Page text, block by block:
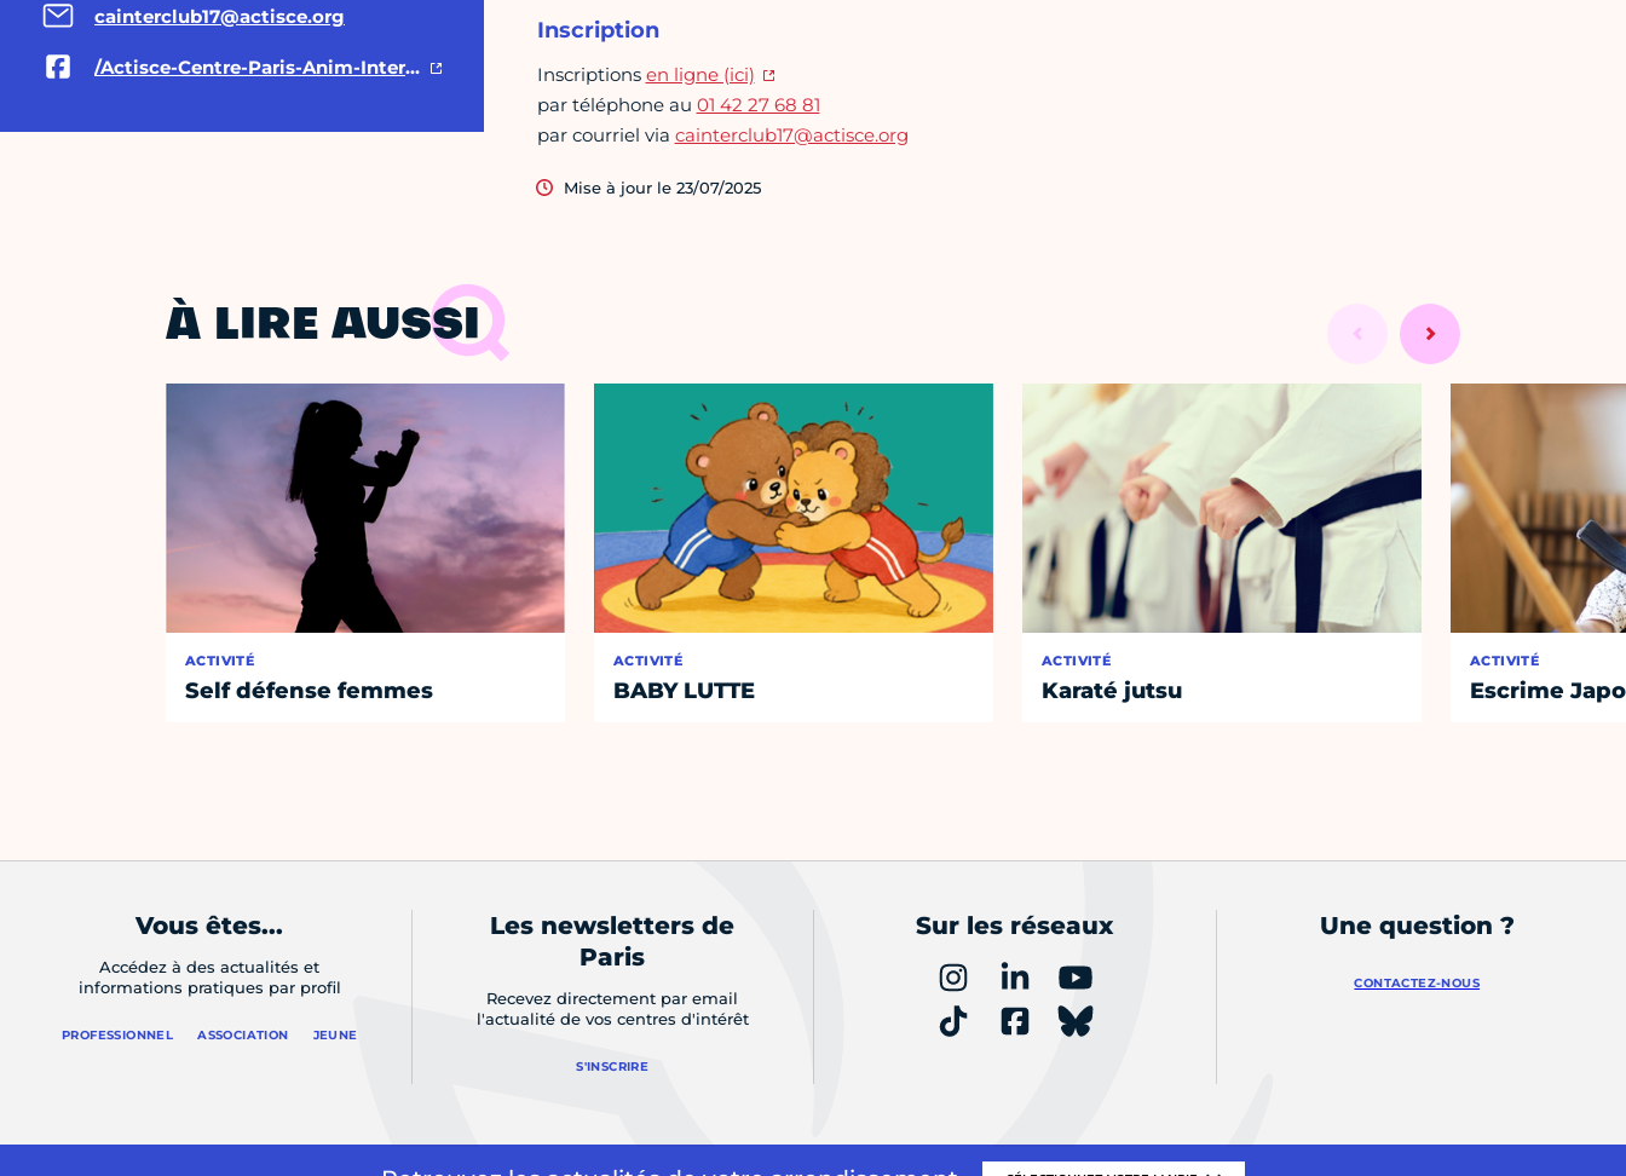
cainterclub17@actisce.org
/Actisce-Centre-Paris-Anim-Interclub17-183593921679988/
Inscription
Inscriptions en ligne (ici)
par téléphone au 01 42 27 68 81
par courriel via cainterclub17@actisce.org
Mise à jour le 23/07/2025
À LIRE AUSSI
ACTIVITÉ
Self défense femmes
ACTIVITÉ
BABY LUTTE
ACTIVITÉ
Karaté jutsu
ACTIVITÉ
Escrime
Vous êtes...
Accédez à des actualités et
informations pratiques par profil
PROFESSIONNEL ASSOCIATION JEUNE
Les newsletters de
Paris
Recevez directement par email
l'actualité de vos centres d'intérêt
S'INSCRIRE
Sur les réseaux Une question ?
CONTACTEZ-NOUS